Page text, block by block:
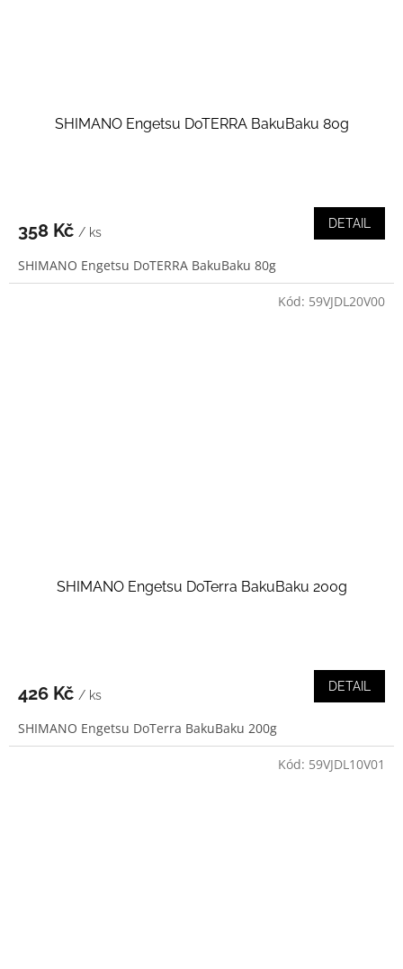
SHIMANO Engetsu DoTERRA BakuBaku 80g
358 Kč / ks
DETAIL
SHIMANO Engetsu DoTERRA BakuBaku 80g
SHIMANO Engetsu DoTerra BakuBaku 200g
426 Kč / ks
DETAIL
SHIMANO Engetsu DoTerra BakuBaku 200g
Kód: 59VJDL20V00
Kód: 59VJDL10V01